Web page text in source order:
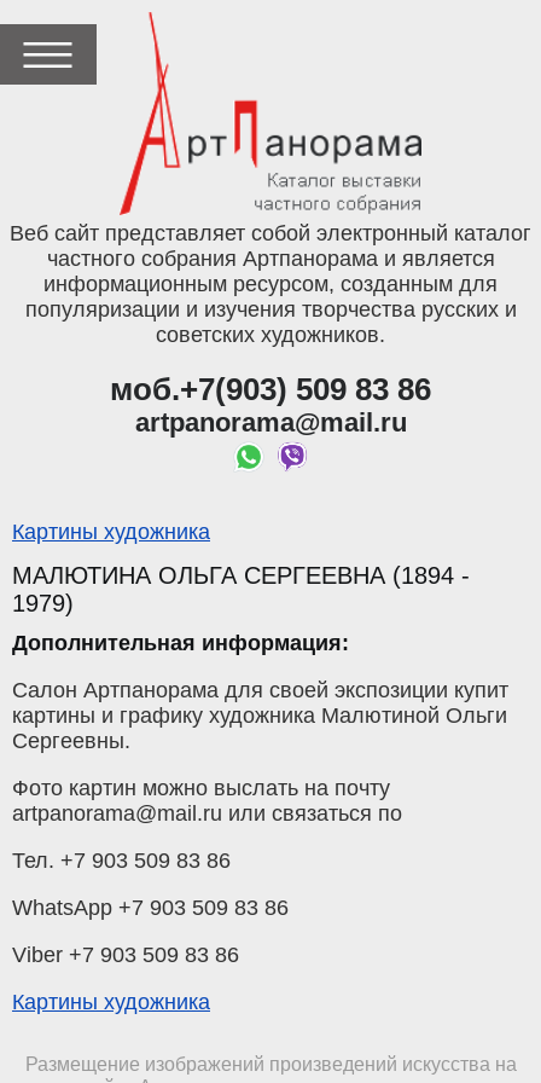
Веб сайт представляет собой электронный каталог
частного собрания Артпанорама и является
информационным ресурсом, созданным для
популяризации и изучения творчества русских и
советских художников.
моб.+7(903) 509 83 86
artpanorama@mail.ru
Картины художника
МАЛЮТИНА ОЛЬГА СЕРГЕЕВНА (1894 -
1979)
Дополнительная информация:
Салон Артпанорама для своей экспозиции купит
картины и графику художника Малютиной Ольги
Сергеевны.
Фото картин можно выслать на почту
artpanorama@mail.ru или связаться по
Тел. +7 903 509 83 86
WhatsApp +7 903 509 83 86
Viber +7 903 509 83 86
Картины художника
Размещение изображений произведений искусства на